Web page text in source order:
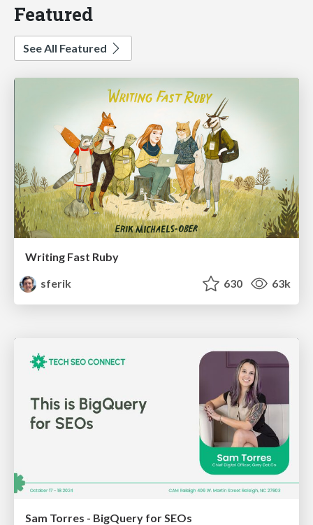
Featured
See All Featured
Writing Fast Ruby
sferik
630 63k
Sam Torres - BigQuery for SEOs